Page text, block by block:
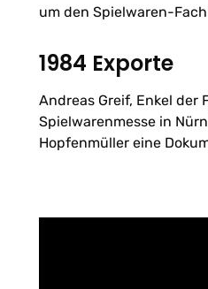
um den Spielwaren-
1984 Exporte
Andreas Greif, Enkel der
Spielwarenmesse in
Hopfenmüller eine